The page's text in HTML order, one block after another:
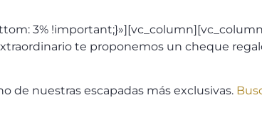
3%
te proponemos un cheque
de nuestras escapadas más exclusivas.